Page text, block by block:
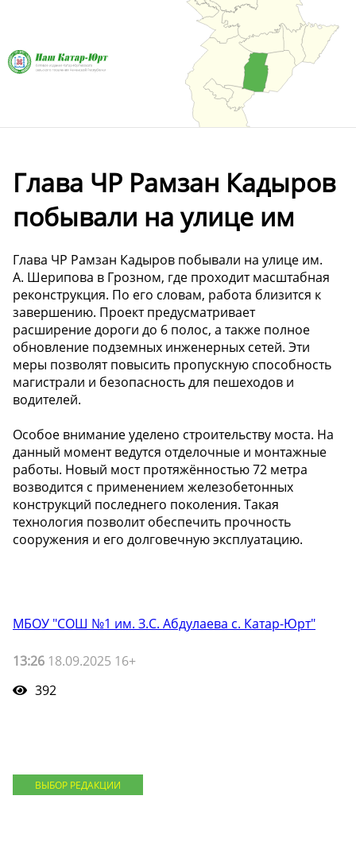
Глава ЧР Рамзан Кадыров
побывали на улице им
Глава ЧР Рамзан Кадыров побывали на улице им.
А. Шерипова в Грозном, где проходит масштабная
реконструкция. По его словам, работа близится к
завершению. Проект предусматривает
расширение дороги до 6 полос, а также полное
обновление подземных инженерных сетей. Эти
меры позволят повысить пропускную способность
магистрали и безопасность для пешеходов и
водителей.
Особое внимание уделено строительству моста. На
данный момент ведутся отделочные и монтажные
работы. Новый мост протяжённостью 72 метра
возводится с применением железобетонных
конструкций последнего поколения. Такая
технология позволит обеспечить прочность
сооружения и его долговечную эксплуатацию.
МБОУ "СОШ №1 им. З.С. Абдулаева с. Катар-Юрт"
13:26 18.09.2025 16+
392
ВЫБОР РЕДАКЦИИ